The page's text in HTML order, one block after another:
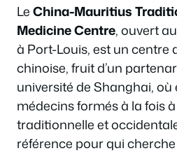
LeChina-Mauritius
Medicine Centre, ouvert
à Port-Louis, est un centre
chinoise, fruit d’un
université de Shanghai, où
médecins formés à la fois
traditionnelle et
référence pour qui